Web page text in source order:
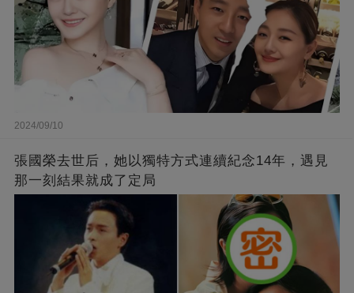
2024/09/10
張國榮去世后，她以獨特方式連續紀念14年，遇見
那一刻結果就成了定局